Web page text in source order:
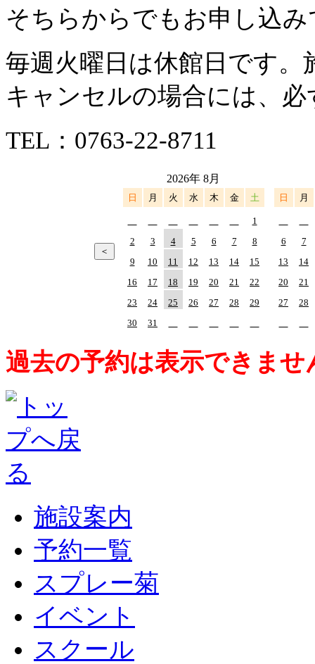
そちらからでもお申し込
毎週火曜日は休館日です
キャンセルの場合には、
TEL： 0763-22-8711
2026年 8月
日 月 火 水 木 金 土
1
2
3 4 5 6 7
8
9
10 11 12 13 14
15
16
17 18 19 20 21
22
23
24 25 26 27 28
29
30
31
日 月
6
7
13
14
20
21
27
28
過去の予約は表示できませ
施設案内
予約一覧
スプレー菊
イベント
スクール